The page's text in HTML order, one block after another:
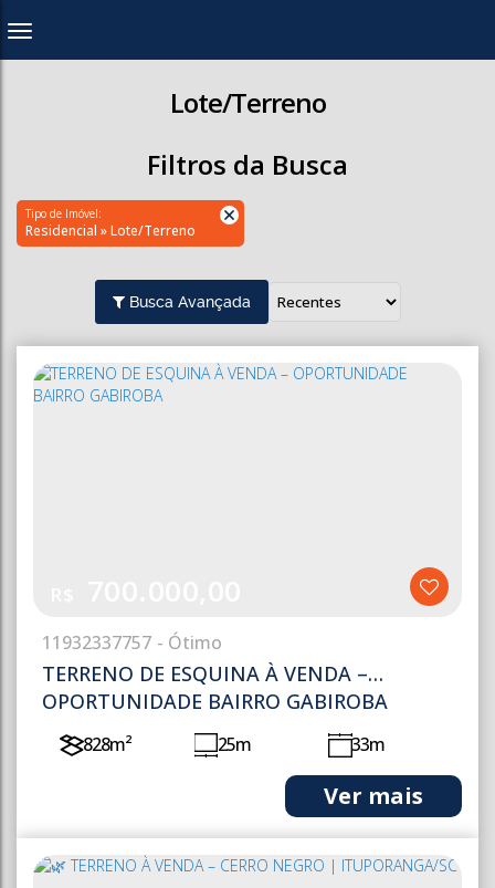
Lote/Terreno
Filtros da Busca
Tipo de Imóvel:
Residencial » Lote/Terreno
Busca Avançada
TERRENO DE ESQUINA À VENDA –
OPORTUNIDADE BAIRRO GABIROBA
11932337757
828m² 25m 33m